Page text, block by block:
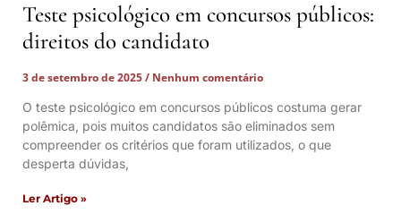
Teste psicológico em concursos públicos:
direitos do candidato
3 de setembro de 2025
Nenhum comentário
O teste psicológico em concursos públicos costuma gerar
polêmica, pois muitos candidatos são eliminados sem
compreender os critérios que foram utilizados, o que
desperta dúvidas,
Ler Artigo »